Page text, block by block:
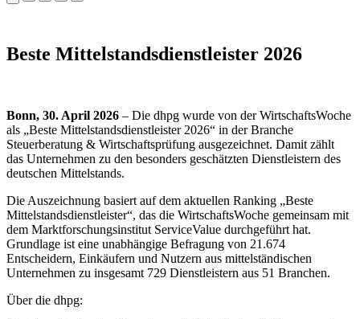
Beste Mittelstandsdienstleister 2026
Bonn, 30. April 2026 – Die dhpg wurde von der WirtschaftsWoche
als „Beste Mittelstandsdienstleister 2026“ in der Branche
Steuerberatung & Wirtschaftsprüfung ausgezeichnet. Damit zählt
das Unternehmen zu den besonders geschätzten Dienstleistern des
deutschen Mittelstands.
Die Auszeichnung basiert auf dem aktuellen Ranking „Beste
Mittelstandsdienstleister“, das die WirtschaftsWoche gemeinsam mit
dem Marktforschungsinstitut ServiceValue durchgeführt hat.
Grundlage ist eine unabhängige Befragung von 21.674
Entscheidern, Einkäufern und Nutzern aus mittelständischen
Unternehmen zu insgesamt 729 Dienstleistern aus 51 Branchen.
Über die dhpg: